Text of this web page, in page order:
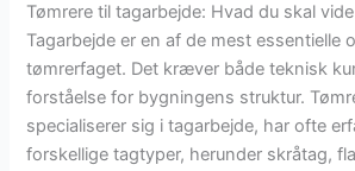
Tømrere til tagarbejde: Hvad du skal vide
Tagarbejde er en af de mest essentielle
tømrerfaget. Det kræver både teknisk
forståelse for bygningens struktur.
specialiserer sig i tagarbejde, har ofte
forskellige tagtyper, herunder skråtag,